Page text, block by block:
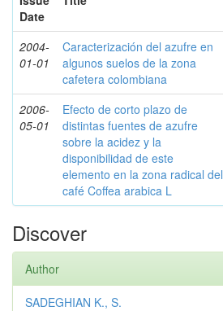
Date
2004-
01-01
Caracterización del azufre en
algunos suelos de la zona
cafetera colombiana
2006-
05-01
Efecto de corto plazo de
distintas fuentes de azufre
sobre la acidez y la
disponibilidad de este
elemento en la zona radical del
café Coffea arabica L
Discover
Author
SADEGHIAN K., S.